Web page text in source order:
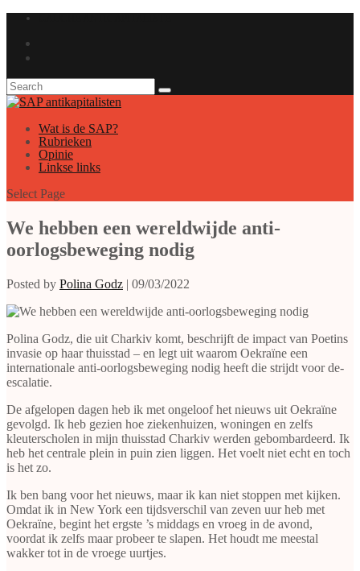
Wat is de SAP?
Rubrieken
Opinie
Linkse links
Select Page
We hebben een wereldwijde anti-
oorlogsbeweging nodig
Posted by Polina Godz | 09/03/2022
Polina Godz, die uit Charkiv komt, beschrijft de impact van Poetins
invasie op haar thuisstad – en legt uit waarom Oekraïne een
internationale anti-oorlogsbeweging nodig heeft die strijdt voor de-
escalatie.
De afgelopen dagen heb ik met ongeloof het nieuws uit Oekraïne
gevolgd. Ik heb gezien hoe ziekenhuizen, woningen en zelfs
kleuterscholen in mijn thuisstad Charkiv werden gebombardeerd. Ik
heb het centrale plein in puin zien liggen. Het voelt niet echt en toch
is het zo.
Ik ben bang voor het nieuws, maar ik kan niet stoppen met kijken.
Omdat ik in New York een tijdsverschil van zeven uur heb met
Oekraïne, begint het ergste ’s middags en vroeg in de avond,
voordat ik zelfs maar probeer te slapen. Het houdt me meestal
wakker tot in de vroege uurtjes.